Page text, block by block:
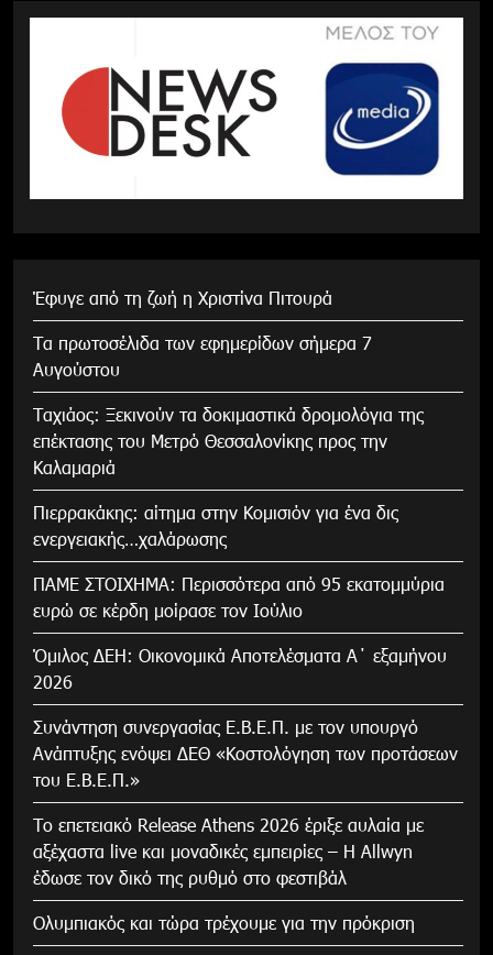
Έφυγε από τη ζωή η Χριστίνα Πιτουρά
Τα πρωτοσέλιδα των εφημερίδων σήμερα 7
Αυγούστου
Tαχιάος: Ξεκινούν τα δοκιμαστικά δρομολόγια της
επέκτασης του Μετρό Θεσσαλονίκης προς την
Καλαμαριά
Πιερρακάκης: αίτημα στην Κομισιόν για ένα δις
ενεργειακής…χαλάρωσης
ΠΑΜΕ ΣΤΟΙΧΗΜΑ: Περισσότερα από 95 εκατομμύρια
ευρώ σε κέρδη μοίρασε τον Ιούλιο
Όμιλος ΔΕΗ: Οικονομικά Αποτελέσματα Α΄ εξαμήνου
2026
Συνάντηση συνεργασίας Ε.Β.Ε.Π. με τον υπουργό
Ανάπτυξης ενόψει ΔΕΘ «Κοστολόγηση των προτάσεων
του Ε.Β.Ε.Π.»
Το επετειακό Release Athens 2026 έριξε αυλαία με
αξέχαστα live και μοναδικές εμπειρίες – Η Allwyn
έδωσε τον δικό της ρυθμό στο φεστιβάλ
Ολυμπιακός και τώρα τρέχουμε για την πρόκριση